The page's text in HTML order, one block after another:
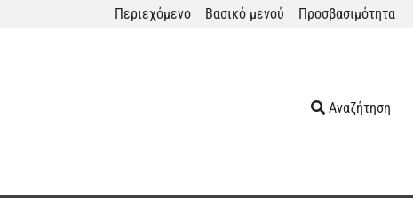
Περιεχόμενο Βασικό μενού Προσβασιμότητα
Αναζήτηση